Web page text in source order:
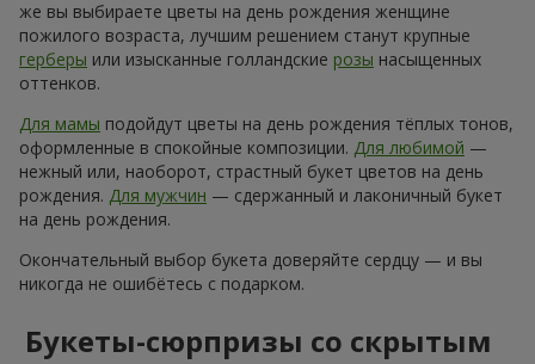
Букет на день рождения с
доставкой по Щенятину — яркое